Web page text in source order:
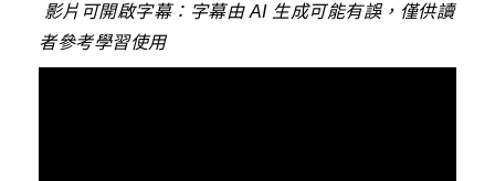
影片可開啟字幕：字幕由 AI 生成可能有誤，僅供讀
者參考學習使用